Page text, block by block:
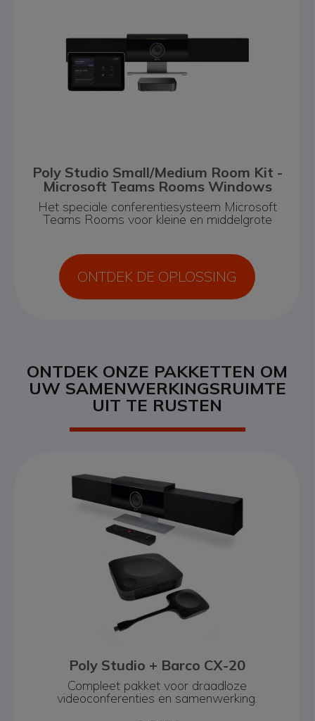
Poly Studio Small/Medium Room Kit -
Microsoft Teams Rooms Windows
Het speciale conferentiesysteem Microsoft
Teams Rooms voor kleine en middelgrote
ONTDEK DE OPLOSSING
ONTDEK ONZE PAKKETTEN OM
UW SAMENWERKINGSRUIMTE
UIT TE RUSTEN
Poly Studio + Barco CX-20
Compleet pakket voor draadloze
videoconferenties en samenwerking.